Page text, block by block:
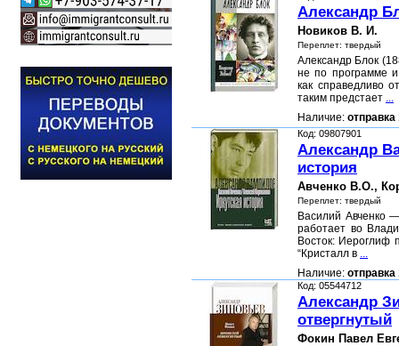
Александр
Новиков В. И.
Переплет: твердый
Александр Блок
не по программе
как справедливо
таким предстает ...
Наличие: отправка
Код: 09807901
Александр
история
Авченко В.О.,
Переплет: твердый
Василий Авченко
работает во
Восток: Иероглиф
“Кристалл в ...
Наличие: отправка
Код: 05544712
Александр
отвергнутый
Фокин Павел